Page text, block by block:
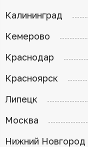
Калининград
Кемерово
Краснодар
Красноярск
Липецк
Москва
Нижний Новгород